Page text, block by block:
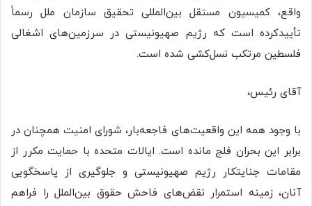
واقع، کمیسیون مستقل بین‌المللی تحقیق سازمان ملل رسماً
تأییدکرده است که رژیم صهیونیستی در سرزمین‌های اشغالی
فلسطین مرتکب نسل‌کشی شده است.
آقای رئیس،
با وجود همه این واقعیت‌های فاجعه‌بار، شورای امنیت همچنان در
برابر این بحران فلج مانده است. ایالات متحده با حمایت مکرر از
مقامات جنایتکار رژیم صهیونیستی و جلوگیری از پاسخگویی
آنان، زمینه استمرار نقض‌های فاحش حقوق بین‌الملل را فراهم